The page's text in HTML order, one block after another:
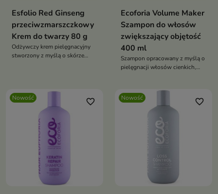
Esfolio Red Ginseng
przeciwzmarszczkowy
Krem do twarzy 80 g
Odżywczy krem pielęgnacyjny
stworzony z myślą o skórze
Ecoforia Volume Maker
Szampon do włosów
zwiększający objętość
400 ml
Szampon opracowany z myślą o
pielęgnacji włosów cienkich,
Nowość
favorite_border Nowość favorite_border